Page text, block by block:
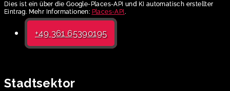
Dies ist ein über die Google-Places-API und KI automatisch erstellter
Eintrag. Mehr Informationen: Places-API .
+49 361 65390195
Stadtsektor